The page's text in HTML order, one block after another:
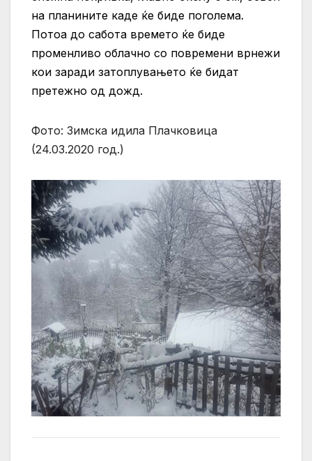
на планините каде ќе биде поголема.
Потоа до сабота времето ќе биде
променливо облачно со повремени врнежи
кои заради затоплувањето ќе бидат
претежно од дожд.
Фото: Зимска идила Плачковица
(24.03.2020 год.)